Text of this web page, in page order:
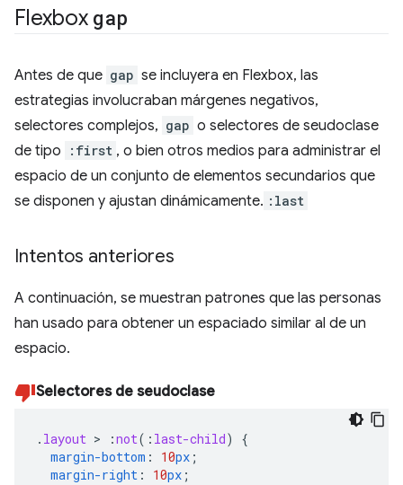
Flexbox gap
Antes de que gap se incluyera en Flexbox, las
estrategias involucraban márgenes negativos,
selectores complejos, gap o selectores de seudoclase
de tipo
:first , o bien otros medios para administrar el
espacio de un conjunto de elementos secundarios que
se disponen y ajustan dinámicamente. :last
Intentos anteriores
A continuación, se muestran patrones que las personas
han usado para obtener un espaciado similar al de un
espacio.
Selectores de seudoclase
. layout > :not( : last-child)
{
margin-bottom : 10px ;
margin-right : 10px ;